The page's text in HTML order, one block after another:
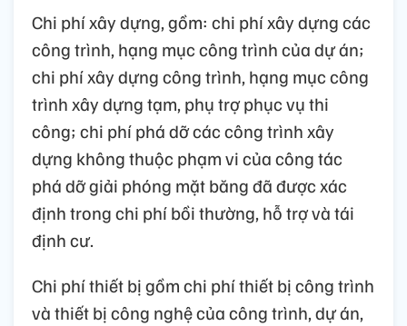
Chi phí xây dựng, gồm: chi phí xây dựng các
công trình, hạng mục công trình của dự án;
chi phí xây dựng công trình, hạng mục công
trình xây dựng tạm, phụ trợ phục vụ thi
công; chi phí phá dỡ các công trình xây
dựng không thuộc phạm vi của công tác
phá dỡ giải phóng mặt băng đã được xác
định trong chi phí bồi thường, hỗ trợ và tái
định cư.
Chi phí thiết bị gồm chi phí thiết bị công trình
và thiết bị công nghệ của công trình, dự án,